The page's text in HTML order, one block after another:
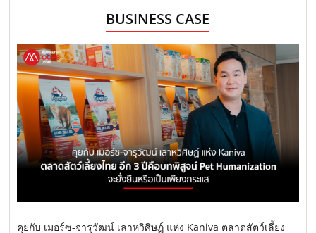
BUSINESS CASE
คุยกับ เมอร์ซ-จารุวัฒน์ เลาหวิศิษฏ์ แห่ง Kaniva ตลาดสัตว์เลี้ยง